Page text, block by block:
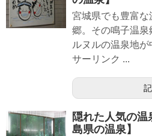
宮城県でも豊富な
郷。その鳴子温泉
ルヌルの温泉地
サーリンク ...
隠れた人気の
島県の温泉】